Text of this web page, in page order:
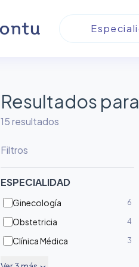
Resultados para
15resultados
Filtros
ESPECIALIDAD
Ginecología 6
Obstetricia 4
Clínica Médica 3